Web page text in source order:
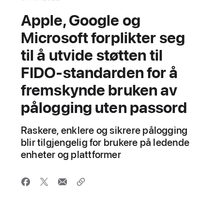
Apple, Google og
Microsoft forplikter seg
til å utvide støtten til
FIDO-standarden for å
fremskynde bruken av
pålogging uten passord
Raskere, enklere og sikrere pålogging
blir tilgjengelig for brukere på ledende
enheter og plattformer